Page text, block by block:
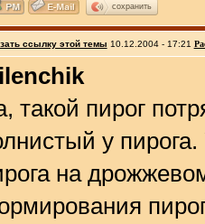
сохранить
ссылку этой темы 10.12.2004 - 17:21
такой пирог
у пирога.
на